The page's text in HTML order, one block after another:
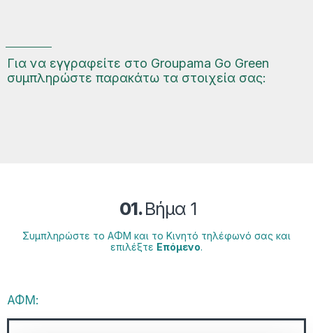
Για να εγγραφείτε στο Groupama Go Green
συμπληρώστε παρακάτω τα στοιχεία σας:
01.Βήμα 1
Συμπληρώστε το ΑΦΜ και το Κινητό τηλέφωνό σας και
επιλέξτε Επόμενο.
ΑΦΜ: